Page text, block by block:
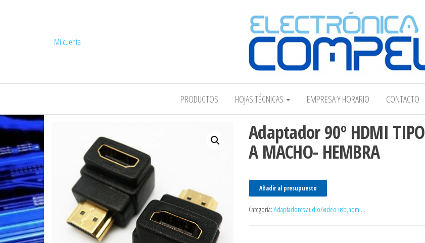
COMPEL Electrónica COMPEL
Mi cuenta
PRODUCTOS HOJAS TÉCNICAS EMPRESA Y HORARIO CONTACTO
Adaptador 90º HDMI TIPO
A MACHO- HEMBRA
Añadir al presupuesto
Categoría: Adaptadores audio/video usb,hdmi...